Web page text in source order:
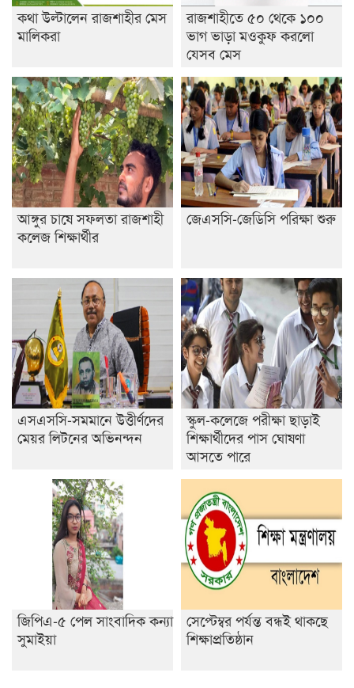
ইসলামের ইতিহাস ও সংস্কৃতি বিভাগের লাইট হাউজ ক্লাবের
নেতৃত্ব ইসতিয়াক-মাহফুজ
ডাকসুতে শিবিরের নিরঙ্কুশ জয়
রাজশাহীতে ট্রাকচাপায় ভ্যানচালক নিহত
শেষ সময়ে ভোট কারচুরি অভিযোগ আবিদের
কথা উল্টালেন রাজশাহীর মেস
মালিকরা
রাজশাহীতে ৫০ থেকে ১০০
ভাগ ভাড়া মওকুফ করলো
যেসব মেস
আঙ্গুর চাষে সফলতা রাজশাহী
কলেজ শিক্ষার্থীর
জেএসসি-জেডিসি পরিক্ষা শুরু
এসএসসি-সমমানে উত্তীর্ণদের
মেয়র লিটনের অভিনন্দন
স্কুল-কলেজে পরীক্ষা ছাড়াই
শিক্ষার্থীদের পাস ঘোষণা
আসতে পারে
জিপিএ-৫ পেল সাংবাদিক কন্যা
সুমাইয়া
সেপ্টেম্বর পর্যন্ত বন্ধই থাকছে
শিক্ষাপ্রতিষ্ঠান